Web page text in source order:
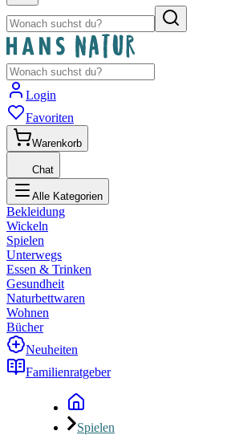
Login
Favoriten
Warenkorb
Chat
Alle Kategorien
Bekleidung
Wickeln
Spielen
Unterwegs
Essen & Trinken
Gesundheit
Naturbettwaren
Wohnen
Bücher
Neuheiten
Familienratgeber
Spielen